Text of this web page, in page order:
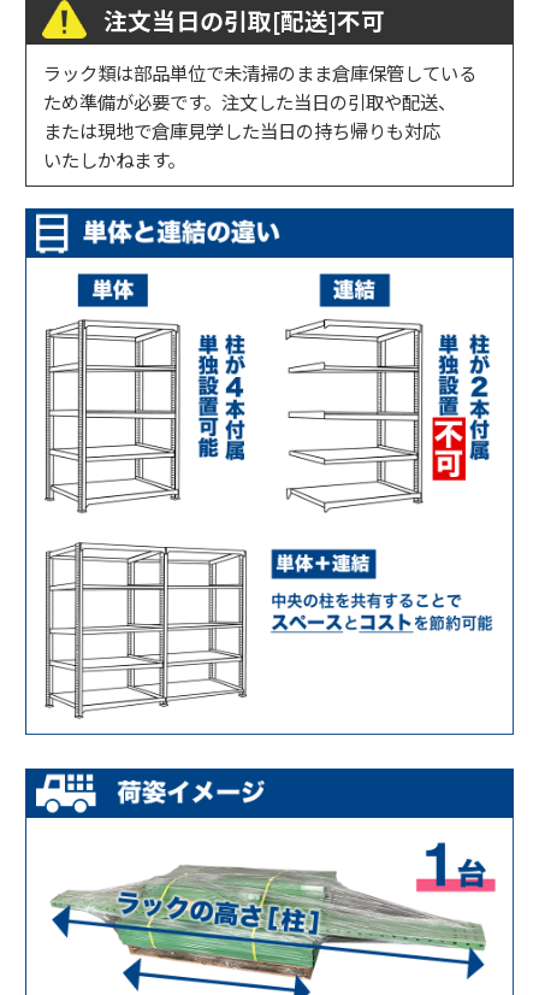
注文当日の引取[配送]不可
ラック類は部品単位で未清掃のまま倉庫保管している
ため準備が必要です。注文した当日の引取や配送、
または現地で倉庫見学した当日の持ち帰りも対応
いたしかねます。